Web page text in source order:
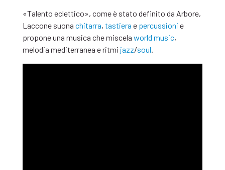
«Talento eclettico», come è stato definito da Arbore,
Laccone suona chitarra, tastiera e percussioni e
propone una musica che miscela world music,
melodia mediterranea e ritmi jazz/soul.